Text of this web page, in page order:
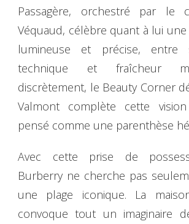
Passagère, orchestré par le
Véquaud, célèbre quant à lui
lumineuse et précise, entre
technique et fraîcheur
discrètement, le Beauty Corner
Valmont complète cette
pensé comme une parenthèse
Avec cette prise de
Burberry ne cherche pas
une plage iconique. La
convoque tout un imaginaire